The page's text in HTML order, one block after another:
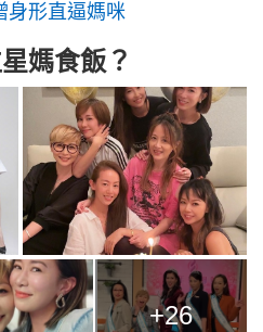
身形直逼媽咪
媽食飯？
+26